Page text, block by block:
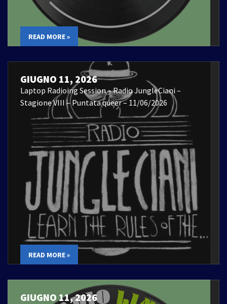
READ MORE »
GIUGNO 11, 2026
Laptop Radioing Session – Radio JungleCiani –
Stagione VIII – Puntata queer – 11/06/2026
READ MORE »
GIUGNO 11, 2026